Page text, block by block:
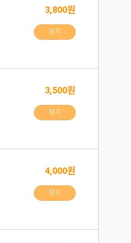
3,800원
담기
3,500원
담기
4,000원
담기